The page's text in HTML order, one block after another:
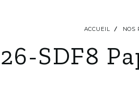
ACCUEIL NOS
SDF8